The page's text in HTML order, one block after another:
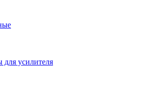
для усилителя